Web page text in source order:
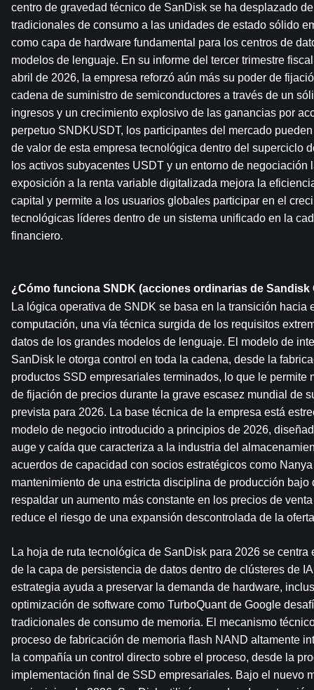
centro de gravedad técnico de SanDisk se ha desplazado
tradicionales de consumo a las unidades de estado sólido
como capa de hardware fundamental para los centros de
modelos de lenguaje. En su informe del tercer trimestre
abril de 2026, la empresa reforzó aún más su poder de
cadena de suministro de semiconductores a través de un
ingresos y un crecimiento explosivo de las ganancias por
perpetuo SNDKUSDT, los participantes del mercado
de valor de esta empresa tecnológica dentro del superciclo
los activos subyacentes USDT y un entorno de negociación
exposición a la renta variable digitalizada mejora la
capital y permite a los usuarios globales participar en el
tecnológicas líderes dentro de un sistema unificado en la
financiero.
¿Cómo funciona SNDK (acciones ordinarias de
La lógica operativa de SNDK se basa en la transición hacia
computación, una vía técnica surgida de los requisitos
datos de los grandes modelos de lenguaje. El modelo de
SanDisk le otorga control en toda la cadena, desde la
productos SSD empresariales terminados, lo que le permite
de fijación de precios durante la grave escasez mundial de
prevista para 2026. La base técnica de la empresa está
modelo de negocio introducido a principios de 2026,
auge y caída que caracteriza a la industria del
acuerdos de capacidad con socios estratégicos como
mantenimiento de una estricta disciplina de producción
respaldar un aumento más constante en los precios de
reduce el riesgo de una expansión descontrolada de la
La hoja de ruta tecnológica de SanDisk para 2026 se centra
de la capa de persistencia de datos dentro de clústeres de
estrategia ayuda a preservar la demanda de hardware,
optimización de software como TurboQuant de Google
tradicionales de consumo de memoria. El mecanismo
proceso de fabricación de memoria flash NAND altamente
la compañía un control directo sobre el proceso, desde la
implementación final de SSD empresariales. Bajo el nuevo